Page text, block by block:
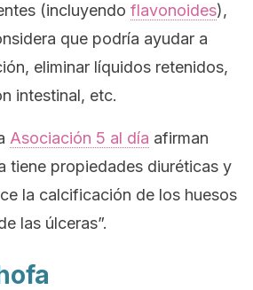
(incluyendo flavonoides),
que podría ayudar a
eliminar líquidos retenidos,
intestinal, etc.
Asociación 5 al día afirman
tiene propiedades diuréticas y
la calcificación de los huesos
las úlceras”.